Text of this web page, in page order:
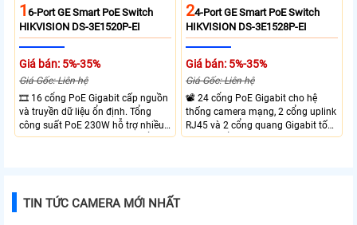
16-Port GE Smart PoE Switch
HIKVISION DS-3E1520P-EI
Giá bán: 5%-35%
Giá Gốc: Liên hệ
🎞 16 cổng PoE Gigabit cấp nguồn
và truyền dữ liệu ổn định. Tổng
công suất PoE 230W hỗ trợ nhiều
thiết bị cùng lúc. Tốc độ chuyển
24-Port GE Smart PoE Switch
HIKVISION DS-3E1528P-EI
Giá bán: 5%-35%
Giá Gốc: Liên hệ
📽 24 cổng PoE Gigabit cho hệ
thống camera mạng, 2 cổng uplink
RJ45 và 2 cổng quang Gigabit tốc
độ cao, Tổng công suất PoE 370W
TIN TỨC CAMERA MỚI NHẤT